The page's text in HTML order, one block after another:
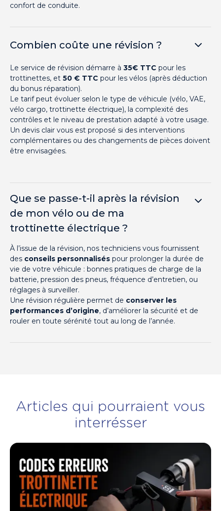
confort de conduite.
Combien coûte une révision ?
Le service de révision démarre à 35€ TTC pour les
trottinettes, et 50 € TTC pour les vélos (après déduction
du bonus réparation).
Le tarif peut évoluer selon le type de véhicule (vélo, VAE,
vélo cargo, trottinette électrique), la complexité des
contrôles et le niveau de prestation adapté à votre usage.
Un devis clair vous est proposé si des interventions
complémentaires ou des changements de pièces doivent
être envisagées.
Que se passe-t-il après la révision
de mon vélo ou de ma
trottinette électrique ?
À l’issue de la révision, nos techniciens vous fournissent
des conseils personnalisés pour prolonger la durée de
vie de votre véhicule : bonnes pratiques de charge de la
batterie, pression des pneus, fréquence d’entretien, ou
réglages à surveiller.
Une révision régulière permet de conserver les
performances d’origine, d’améliorer la sécurité et de
rouler en toute sérénité tout au long de l’année.
Articles qui pourraient vous
interrésser